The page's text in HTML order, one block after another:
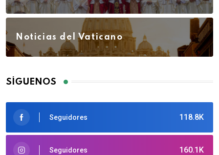
Noticias del Vaticano
SÍGUENOS
118.8K
Seguidores
160.1K
Seguidores